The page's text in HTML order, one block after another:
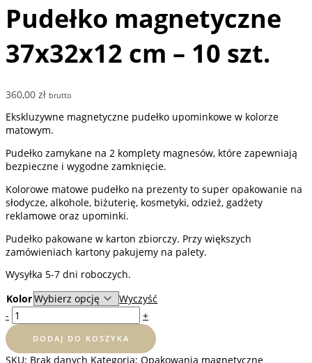
Pudełko magnetyczne
37x32x12 cm – 10 szt.
360,00 zł brutto
Ekskluzywne magnetyczne pudełko upominkowe w kolorze
matowym.
Pudełko zamykane na 2 komplety magnesów, które zapewniają
bezpieczne i wygodne zamknięcie.
Kolorowe matowe pudełko na prezenty to super opakowanie na
słodycze, alkohole, biżuterię, kosmetyki, odzież, gadżety
reklamowe oraz upominki.
Pudełko pakowane w karton zbiorczy. Przy większych
zamówieniach kartony pakujemy na palety.
Wysyłka 5-7 dni roboczych.
Kolor
Wyczyść
- ilość
Pudełko
magnetyczne
37x32x12
+
DODAJ DO KOSZYKA
SKU: Brak danych Kategoria: Opakowania magnetyczne